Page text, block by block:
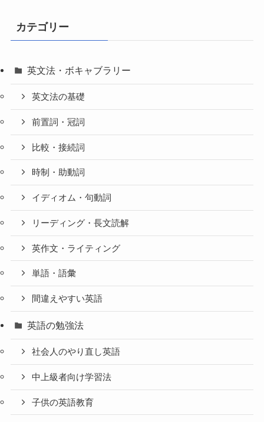
カテゴリー
英文法・ボキャブラリー
英文法の基礎
前置詞・冠詞
比較・接続詞
時制・助動詞
イディオム・句動詞
リーディング・長文読解
英作文・ライティング
単語・語彙
間違えやすい英語
英語の勉強法
社会人のやり直し英語
中上級者向け学習法
子供の英語教育